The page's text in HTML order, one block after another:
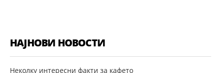
НАЈНОВИ НОВОСТИ
Неколку интересни факти за кафето